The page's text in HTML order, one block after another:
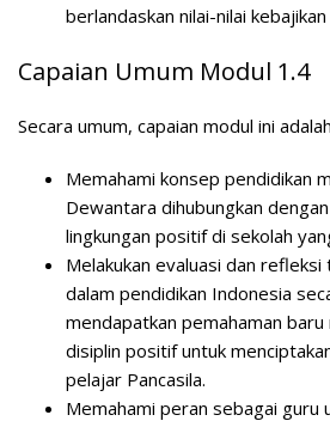
berlandaskan nilai-nilai
Capaian Umum Modul 1.4
Secara umum, capaian modul ini
Memahami konsep pendidikan
Dewantara dihubungkan
lingkungan positif di sekolah
Melakukan evaluasi dan
dalam pendidikan Indonesia
mendapatkan pemahaman
disiplin positif untuk
pelajar Pancasila.
Memahami peran sebagai guru